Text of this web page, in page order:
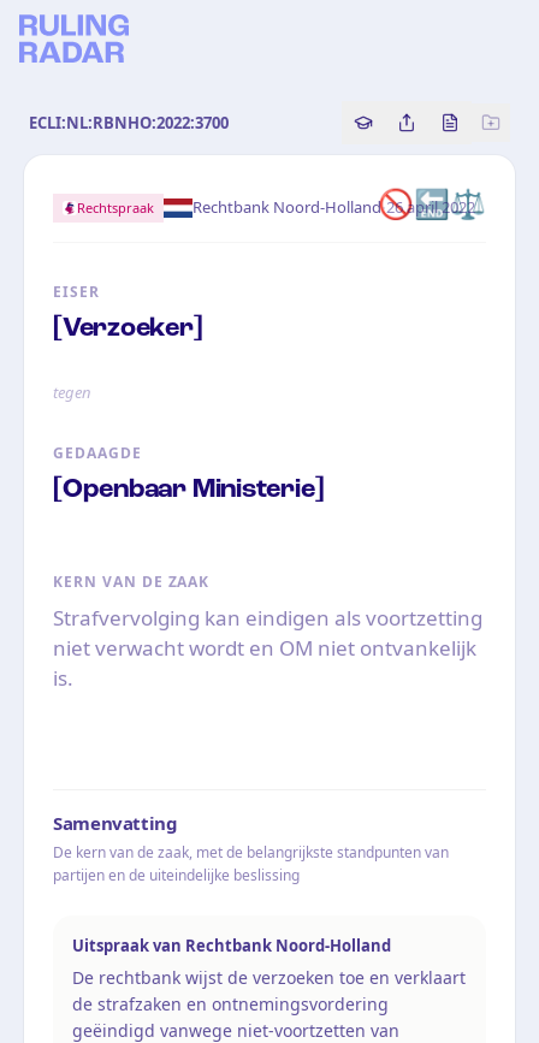
ECLI:NL:RBNHO:2022:3700 Copy source
Share this
Bekijk
🚫🔚⚖️
Rechtspraak Rechtbank Noord-Holland·26 april 2022
EISER
[Verzoeker]
tegen
GEDAAGDE
[Openbaar Ministerie]
KERN VAN DE ZAAK
Strafvervolging kan eindigen als voortzetting
niet verwacht wordt en OM niet ontvankelijk
is.
Samenvatting
De kern van de zaak, met de belangrijkste standpunten van
partijen en de uiteindelijke beslissing
Uitspraak van Rechtbank Noord-Holland
De rechtbank wijst de verzoeken toe en verklaart
de strafzaken en ontnemingsvordering
geëindigd vanwege niet-voortzetten van